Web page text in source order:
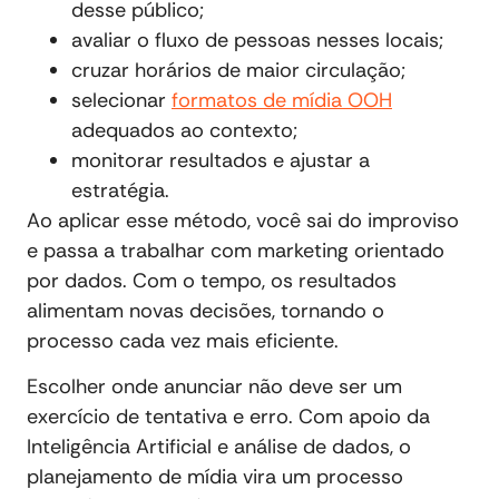
desse público;
avaliar o fluxo de pessoas nesses locais;
cruzar horários de maior circulação;
selecionar formatos de mídia OOH
adequados ao contexto;
monitorar resultados e ajustar a
estratégia.
Ao aplicar esse método, você sai do improviso
e passa a trabalhar com marketing orientado
por dados. Com o tempo, os resultados
alimentam novas decisões, tornando o
processo cada vez mais eficiente.
Escolher onde anunciar não deve ser um
exercício de tentativa e erro. Com apoio da
Inteligência Artificial e análise de dados, o
planejamento de mídia vira um processo